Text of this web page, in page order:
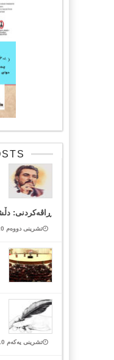
ڕاڤەکردنی:
تشرینی دووەم 20, 2022 Closed
تشرینی یەکەم 10, 2025 Closed